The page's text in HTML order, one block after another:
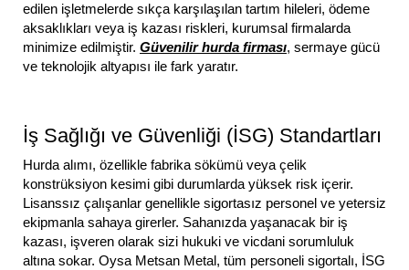
edilen işletmelerde sıkça karşılaşılan tartım hileleri, ödeme
aksaklıkları veya iş kazası riskleri, kurumsal firmalarda
minimize edilmiştir. Güvenilir hurda firması, sermaye gücü
ve teknolojik altyapısı ile fark yaratır.
İş Sağlığı ve Güvenliği (İSG) Standartları
Hurda alımı, özellikle fabrika sökümü veya çelik
konstrüksiyon kesimi gibi durumlarda yüksek risk içerir.
Lisanssız çalışanlar genellikle sigortasız personel ve yetersiz
ekipmanla sahaya girerler. Sahanızda yaşanacak bir iş
kazası, işveren olarak sizi hukuki ve vicdani sorumluluk
altına sokar. Oysa Metsan Metal, tüm personeli sigortalı, İSG